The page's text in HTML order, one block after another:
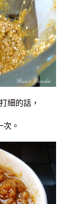
細的話，
。